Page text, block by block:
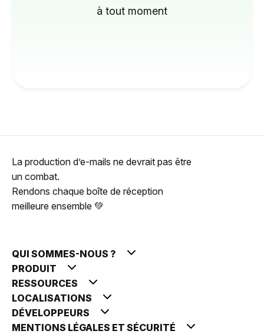
à tout moment
La production d’e-mails ne devrait pas être
un combat.
Rendons chaque boîte de réception
meilleure ensemble 💚
QUI SOMMES-NOUS ?
PRODUIT
RESSOURCES
LOCALISATIONS
DÉVELOPPEURS
MENTIONS LÉGALES ET SÉCURITÉ